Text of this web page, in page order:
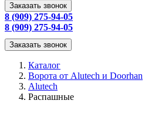
Заказать звонок
8 (909) 275-94-05
8 (909) 275-94-05
Заказать звонок
Каталог
Ворота от Alutech и Doorhan
Alutech
Распашные